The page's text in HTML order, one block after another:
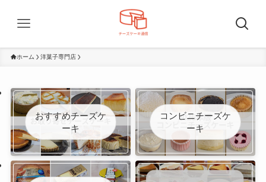
ホーム 洋菓子専門店
おすすめチーズケ
ーキ
コンビニチーズケ
ーキ